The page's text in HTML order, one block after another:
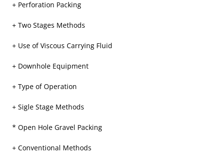
+ Perforation Packing
+ Two Stages Methods
+ Use of Viscous Carrying Fluid
+ Downhole Equipment
+ Type of Operation
+ Sigle Stage Methods
* Open Hole Gravel Packing
+ Conventional Methods